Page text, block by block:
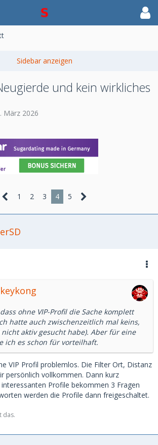
und kein wirkliches
März 2026
1 2 3 4 5
ohne VIP-Profil die Sache komplett
hatte auch zwischenzeitlich mal keins,
aktiv gesucht habe). Aber für eine
ich es schon für vorteilhaft.
VIP Profil problemlos. Die Filter Ort, Distanz
persönlich vollkommen. Dann kurz
Profile bekommen 3 Fragen
werden die Profile dann freigeschaltet.
das.